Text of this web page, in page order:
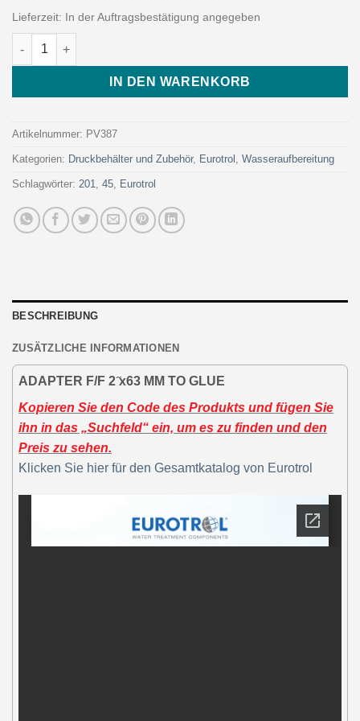
Lieferzeit: In der Auftragsbestätigung angegeben
ADAPTER F/F 2 ̋x63 MM TO GLUE (Art. PV387 - Eurotrol) Menge
IN DEN WARENKORB
Artikelnummer: PV387
Kategorien: Druckbehälter und Zubehör, Eurotrol , Wasseraufbereitung
Schlagwörter: 201, 45, Eurotrol
BESCHREIBUNG
ZUSÄTZLICHE INFORMATIONEN
ADAPTER F/F 2 ̋x63 MM TO GLUE
Kopieren Sie den Code des Produkts und fügen Sie
ihn in das „Suchfeld“ ein, um es zu finden und den
Preis zu sehen.
Klicken Sie hier für den Gesamtkatalog von Eurotrol